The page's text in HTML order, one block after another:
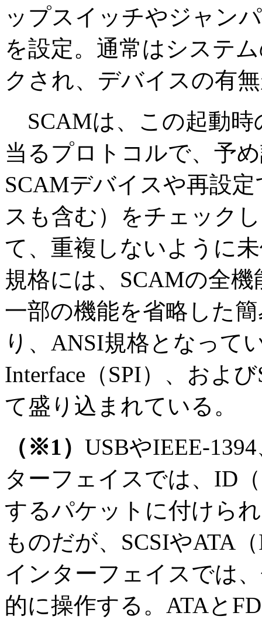
ップスイッチやジャン
を設定。通常はシステ
クされ、デバイスの有
SCAMは、この起動時
当るプロトコルで、予
SCAMデバイスや再設
スも含む）をチェック
て、重複しないように
規格には、SCAMの全
一部の機能を省略した
り、ANSI規格となって
Interface（SPI）、およ
て盛り込まれている。
（※1） USBやIEEE-
ターフェイスでは、ID
するパケットに付けら
ものだが、SCSIやATA
インターフェイスでは
的に操作する。ATAと